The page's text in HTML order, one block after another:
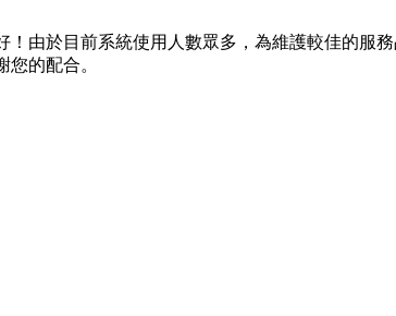
！由於目前系統使用人數眾多，為維護較佳的服
您的配合。